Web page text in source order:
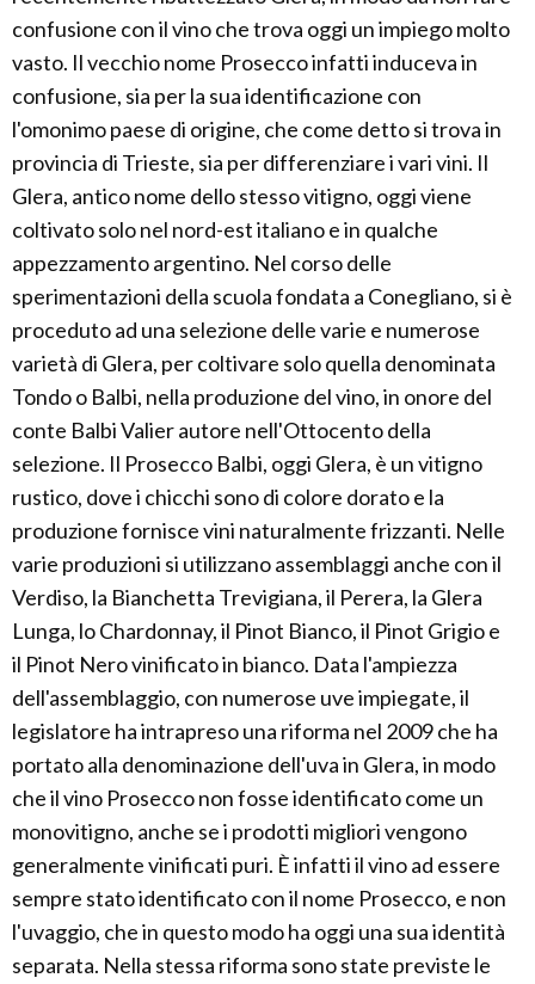
confusione con il vino che trova oggi un impiego molto
vasto. Il vecchio nome Prosecco infatti induceva in
confusione, sia per la sua identificazione con
l'omonimo paese di origine, che come detto si trova in
provincia di Trieste, sia per differenziare i vari vini. Il
Glera, antico nome dello stesso vitigno, oggi viene
coltivato solo nel nord-est italiano e in qualche
appezzamento argentino. Nel corso delle
sperimentazioni della scuola fondata a Conegliano, si è
proceduto ad una selezione delle varie e numerose
varietà di Glera, per coltivare solo quella denominata
Tondo o Balbi, nella produzione del vino, in onore del
conte Balbi Valier autore nell'Ottocento della
selezione. Il Prosecco Balbi, oggi Glera, è un vitigno
rustico, dove i chicchi sono di colore dorato e la
produzione fornisce vini naturalmente frizzanti. Nelle
varie produzioni si utilizzano assemblaggi anche con il
Verdiso, la Bianchetta Trevigiana, il Perera, la Glera
Lunga, lo Chardonnay, il Pinot Bianco, il Pinot Grigio e
il Pinot Nero vinificato in bianco. Data l'ampiezza
dell'assemblaggio, con numerose uve impiegate, il
legislatore ha intrapreso una riforma nel 2009 che ha
portato alla denominazione dell'uva in Glera, in modo
che il vino Prosecco non fosse identificato come un
monovitigno, anche se i prodotti migliori vengono
generalmente vinificati puri. È infatti il vino ad essere
sempre stato identificato con il nome Prosecco, e non
l'uvaggio, che in questo modo ha oggi una sua identità
separata. Nella stessa riforma sono state previste le